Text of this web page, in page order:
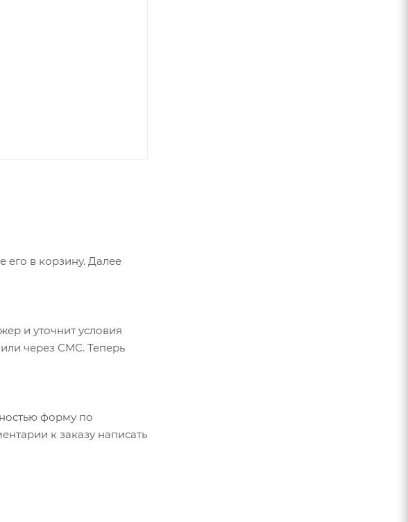
его в корзину. Далее
и уточнит условия
через СМС. Теперь
форму по
к заказу написать